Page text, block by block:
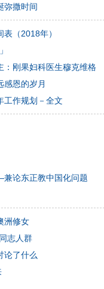
弥撒时间
（2018年）
：刚果妇科医生穆克维格
感恩的岁月
工作规划－全文
论东正教中国化问题
洲修女
志人群
论了什么